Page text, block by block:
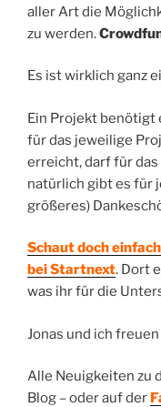
aller Art die
zu werden.
Es ist wirklich ganz
Ein Projekt benötigt
für das jeweilige
erreicht, darf für
natürlich gibt es für
größeres)
Schaut doch
bei Startnext. Dort
was ihr für die
Jonas und ich
Alle Neuigkeiten zu
Blog – oder auf der